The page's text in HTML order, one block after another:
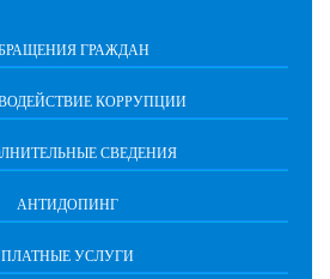
ГРАЖДАН
КОРРУПЦИИ
СВЕДЕНИЯ
АНТИДОПИНГ
ПЛАТНЫЕ УСЛУГИ